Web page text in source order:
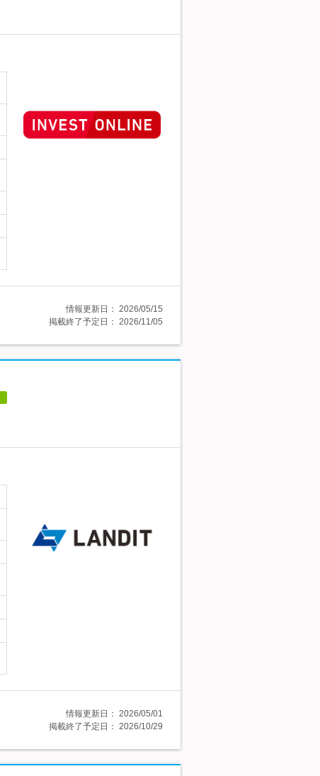
情報更新日： 2026/05/15
掲載終了予定日： 2026/11/05
情報更新日： 2026/05/01
掲載終了予定日： 2026/10/29